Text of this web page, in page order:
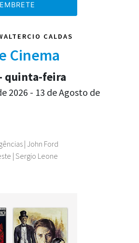
CALDAS
Cinema
| John Ford
| Sergio Leone
quinta-feira
2026 - 13 de Agosto de